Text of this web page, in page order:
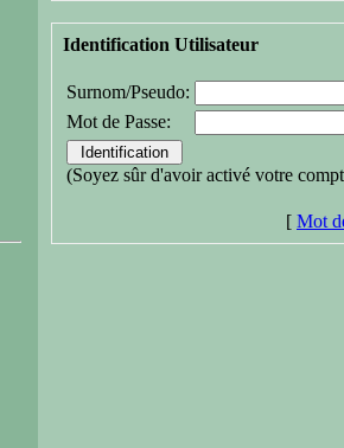
Identification Utilisateur
Surnom/Pseudo:
Mot de Passe:
(Soyez sûr d'avoir activé votre
[ Mot